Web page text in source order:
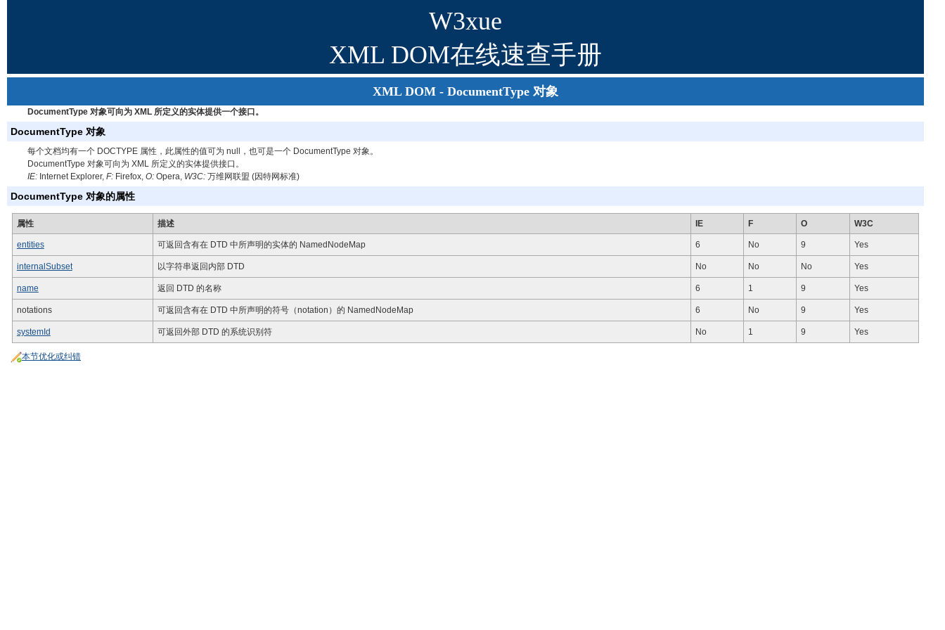
W3xue
XML DOM在线速查手册
XML DOM - DocumentType 对象
DocumentType 对象可向为 XML 所定义的实体提供一个接口。
DocumentType 对象
每个文档均有一个 DOCTYPE 属性，此属性的值可为 null，也可是一个 DocumentType 对象。
DocumentType 对象可向为 XML 所定义的实体提供接口。
IE: Internet Explorer, F: Firefox, O: Opera, W3C: 万维网联盟 (因特网标准)
DocumentType 对象的属性
属性 描述 IE F O W3C
entities 可返回含有在 DTD 中所声明的实体的 NamedNodeMap 6 No 9 Yes
internalSubset 以字符串返回内部 DTD No No No Yes
name 返回 DTD 的名称 6 1 9 Yes
notations 可返回含有在 DTD 中所声明的符号（notation）的 NamedNodeMap 6 No 9 Yes
systemId 可返回外部 DTD 的系统识别符 No 1 9 Yes
本节优化或纠错